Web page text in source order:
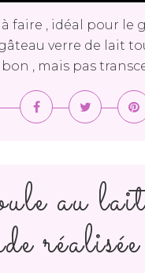
faire , idéal pour le
verre de lait
bon , mais pas
au